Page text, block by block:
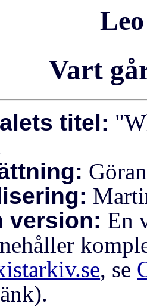
Vart
titel:
version: En
, se